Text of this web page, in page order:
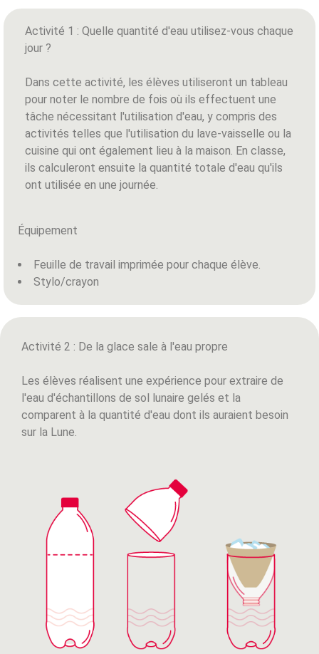
Activité 1 : Quelle quantité d'eau utilisez-vous chaque
jour ?
Dans cette activité, les élèves utiliseront un tableau
pour noter le nombre de fois où ils effectuent une
tâche nécessitant l'utilisation d'eau, y compris des
activités telles que l'utilisation du lave-vaisselle ou la
cuisine qui ont également lieu à la maison. En classe,
ils calculeront ensuite la quantité totale d'eau qu'ils
ont utilisée en une journée.
Équipement
Feuille de travail imprimée pour chaque élève.
Stylo/crayon
Activité 2 : De la glace sale à l'eau propre
Les élèves réalisent une expérience pour extraire de
l'eau d'échantillons de sol lunaire gelés et la
comparent à la quantité d'eau dont ils auraient besoin
sur la Lune.